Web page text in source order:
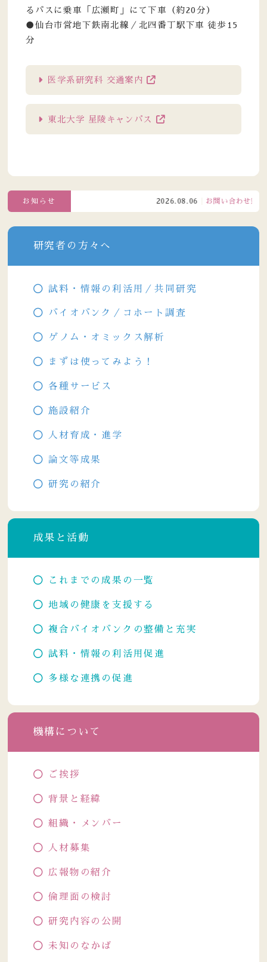
るバスに乗車「広瀬町」にて下車（約20分）
●仙台市営地下鉄南北線／北四番丁駅下車 徒歩15
分
医学系研究科 交通案内
東北大学 星陵キャンパス
お知らせ 2026.08.06 お問い合わせ窓
研究者の方々へ
試料・情報の利活用／共同研究
バイオバンク／コホート調査
ゲノム・オミックス解析
まずは使ってみよう！
各種サービス
施設紹介
人材育成・進学
論文等成果
研究の紹介
成果と活動
これまでの成果の一覧
地域の健康を支援する
複合バイオバンクの整備と充実
試料・情報の利活用促進
多様な連携の促進
機構について
ご挨拶
背景と経緯
組織・メンバー
人材募集
広報物の紹介
倫理面の検討
研究内容の公開
未知のなかば